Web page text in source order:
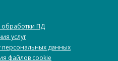
ПД
услуг
персональных данных
файлов cookie